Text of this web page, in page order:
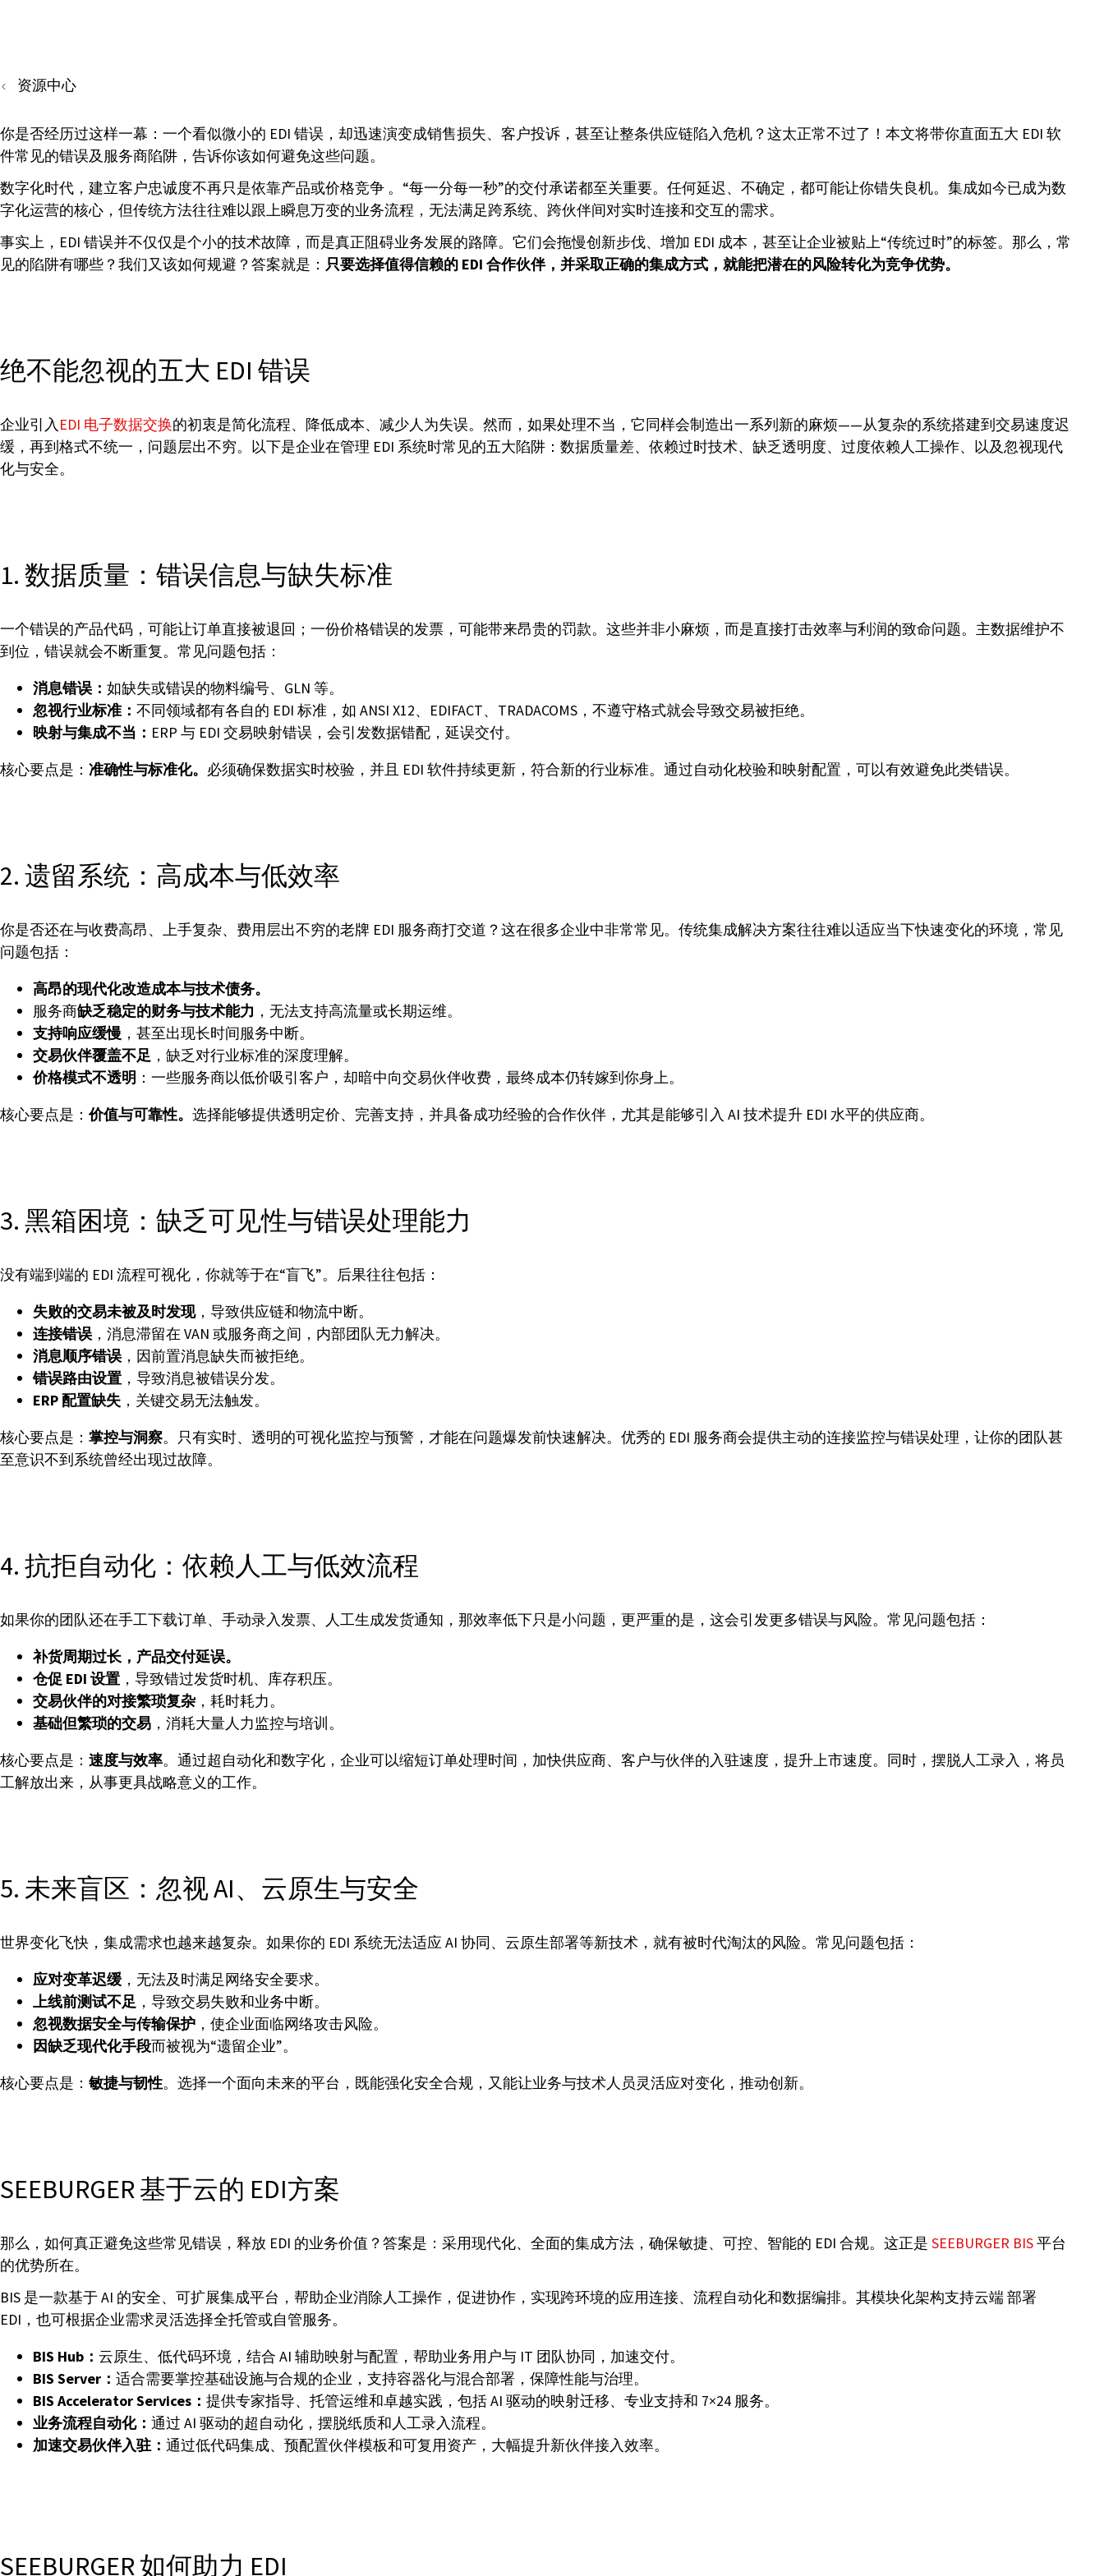
资源中心
你是否经历过这样一幕：一个看似微小的 EDI 错误，却迅速演变成销售损失、客户投诉，甚至让整条供应链陷入危机？这太正常不过了！本文将带你直面五大 EDI 软
件常见的错误及服务商陷阱，告诉你该如何避免这些问题。
数字化时代，建立客户忠诚度不再只是依靠产品或价格竞争 。“每一分每一秒”的交付承诺都至关重要。任何延迟、不确定，都可能让你错失良机。集成如今已成为数
字化运营的核心，但传统方法往往难以跟上瞬息万变的业务流程，无法满足跨系统、跨伙伴间对实时连接和交互的需求。
事实上，EDI 错误并不仅仅是个小的技术故障，而是真正阻碍业务发展的路障。它们会拖慢创新步伐、增加 EDI 成本，甚至让企业被贴上“传统过时”的标签。那么，常
见的陷阱有哪些？我们又该如何规避？答案就是： 只要选择值得信赖的 EDI 合作伙伴，并采取正确的集成方式，就能把潜在的风险转化为竞争优势。
绝不能忽视的五大 EDI 错误
企业引入 EDI 电子数据交换的初衷是简化流程、降低成本、减少人为失误。然而，如果处理不当，它同样会制造出一系列新的麻烦——从复杂的系统搭建到交易速度迟
缓，再到格式不统一，问题层出不穷。以下是企业在管理 EDI 系统时常见的五大陷阱：数据质量差、依赖过时技术、缺乏透明度、过度依赖人工操作、以及忽视现代
化与安全。
1. 数据质量：错误信息与缺失标准
一个错误的产品代码，可能让订单直接被退回；一份价格错误的发票，可能带来昂贵的罚款。这些并非小麻烦，而是直接打击效率与利润的致命问题。主数据维护不
到位，错误就会不断重复。常见问题包括：
消息错误： 如缺失或错误的物料编号、GLN 等。
忽视行业标准： 不同领域都有各自的 EDI 标准，如 ANSI X12、EDIFACT、TRADACOMS，不遵守格式就会导致交易被拒绝。
映射与集成不当： ERP 与 EDI 交易映射错误，会引发数据错配，延误交付。
核心要点是： 准确性与标准化。 必须确保数据实时校验，并且 EDI 软件持续更新，符合新的行业标准。通过自动化校验和映射配置，可以有效避免此类错误。
2. 遗留系统：高成本与低效率
你是否还在与收费高昂、上手复杂、费用层出不穷的老牌 EDI 服务商打交道？这在很多企业中非常常见。传统集成解决方案往往难以适应当下快速变化的环境，常见
问题包括：
高昂的现代化改造成本与技术债务。
服务商缺乏稳定的财务与技术能力 ，无法支持高流量或长期运维。
支持响应缓慢 ，甚至出现长时间服务中断。
交易伙伴覆盖不足 ，缺乏对行业标准的深度理解。
价格模式不透明 ：一些服务商以低价吸引客户，却暗中向交易伙伴收费，最终成本仍转嫁到你身上。
核心要点是：价值与可靠性。 选择能够提供透明定价、完善支持，并具备成功经验的合作伙伴，尤其是能够引入 AI 技术提升 EDI 水平的供应商。
3. 黑箱困境：缺乏可见性与错误处理能力
没有端到端的 EDI 流程可视化，你就等于在“盲飞”。后果往往包括：
失败的交易未被及时发现，导致供应链和物流中断。
连接错误 ，消息滞留在 VAN 或服务商之间，内部团队无力解决。
消息顺序错误 ，因前置消息缺失而被拒绝。
错误路由设置 ，导致消息被错误分发。
ERP 配置缺失 ，关键交易无法触发。
核心要点是： 掌控与洞察。只有实时、透明的可视化监控与预警，才能在问题爆发前快速解决。优秀的 EDI 服务商会提供主动的连接监控与错误处理，让你的团队甚
至意识不到系统曾经出现过故障。
4. 抗拒自动化：依赖人工与低效流程
如果你的团队还在手工下载订单、手动录入发票、人工生成发货通知，那效率低下只是小问题，更严重的是，这会引发更多错误与风险。常见问题包括：
补货周期过长，产品交付延误。
仓促 EDI 设置 ，导致错过发货时机、库存积压。
交易伙伴的对接繁琐复杂，耗时耗力。
基础但繁琐的交易 ，消耗大量人力监控与培训。
核心要点是： 速度与效率。通过超自动化和数字化，企业可以缩短订单处理时间，加快供应商、客户与伙伴的入驻速度，提升上市速度。同时，摆脱人工录入，将员
工解放出来，从事更具战略意义的工作。
5. 未来盲区：忽视 AI、云原生与安全
世界变化飞快，集成需求也越来越复杂。如果你的 EDI 系统无法适应 AI 协同、云原生部署等新技术，就有被时代淘汰的风险。常见问题包括：
应对变革迟缓 ，无法及时满足网络安全要求。
上线前测试不足 ，导致交易失败和业务中断。
忽视数据安全与传输保护 ，使企业面临网络攻击风险。
因缺乏现代化手段而被视为“遗留企业”。
核心要点是： 敏捷与韧性。选择一个面向未来的平台，既能强化安全合规，又能让业务与技术人员灵活应对变化，推动创新。
SEEBURGER 基于云的 EDI方案
那么，如何真正避免这些常见错误，释放 EDI 的业务价值？答案是：采用现代化、全面的集成方法，确保敏捷、可控、智能的 EDI 合规。这正是 SEEBURGER BIS平台
的优势所在。
BIS 是一款基于 AI 的安全、可扩展集成平台，帮助企业消除人工操作，促进协作，实现跨环境的应用连接、流程自动化和数据编排。其模块化架构支持云端 部署
EDI，也可根据企业需求灵活选择全托管或自管服务。
BIS Hub： 云原生、低代码环境，结合 AI 辅助映射与配置，帮助业务用户与 IT 团队协同，加速交付。
BIS Server： 适合需要掌控基础设施与合规的企业，支持容器化与混合部署，保障性能与治理。
BIS Accelerator Services： 提供专家指导、托管运维和卓越实践，包括 AI 驱动的映射迁移、专业支持和 7×24 服务。
业务流程自动化： 通过 AI 驱动的超自动化，摆脱纸质和人工录入流程。
加速交易伙伴入驻： 通过低代码集成、预配置伙伴模板和可复用资产，大幅提升新伙伴接入效率。
SEEBURGER 如何助力 EDI